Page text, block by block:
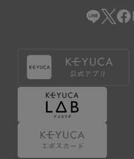
（5） その他、本規約または
4.会員登録が取り消された
弊社とのお取引等により既
の義務および本規約上の義
します。
5.仮登録とは、ケユカが提供
用するための簡易的な会員